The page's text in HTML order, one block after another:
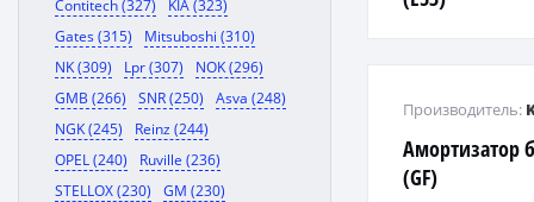
Contitech (327)
KIA (323)
Gates (315)
Mitsuboshi (310)
NK (309)
Lpr (307)
NOK (296)
GMB (266)
SNR (250)
Asva (248)
NGK (245)
Reinz (244)
OPEL (240)
Ruville (236)
STELLOX (230)
GM (230)
Амортизатор
(GF)
Производитель: